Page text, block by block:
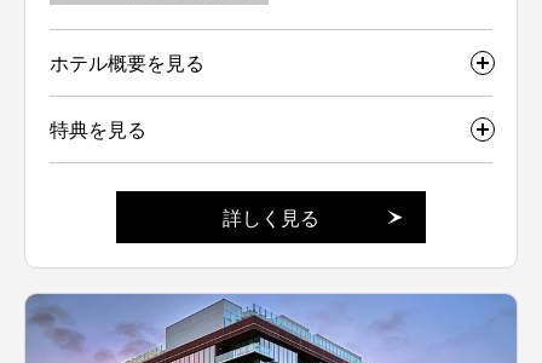
ホテル概要を見る
特典を見る
詳しく見る